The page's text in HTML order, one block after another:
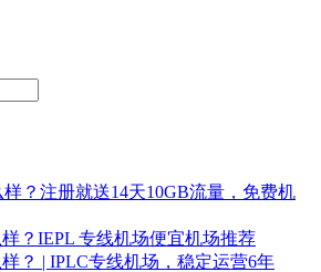
样？注册就送14天10GB流量，免费机
？IEPL 专线机场便宜机场推荐
？ | IPLC专线机场，稳定运营6年